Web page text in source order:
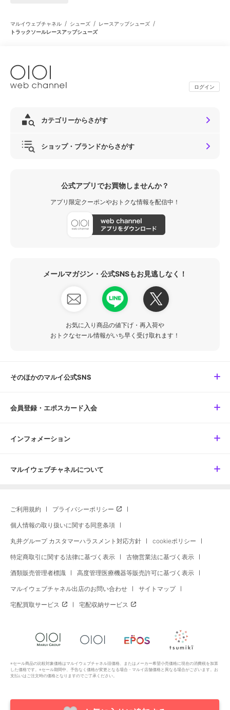
マルイウェブチャネル / シューズ / レースアップシューズ /
トラックソールレースアップシューズ
ログイン
カテゴリーからさがす
ショップ・ブランドからさがす
公式アプリでお買物しませんか？
アプリ限定クーポンやおトクな情報を配信中！
メールマガジン・公式SNSもお見逃しなく！
お気に入り商品の値下げ・再入荷や
おトクなセール情報がいち早く受け取れます！
そのほかのマルイ公式SNS
会員登録・エポスカード入会
インフォメーション
マルイウェブチャネルについて
ご利用規約 プライバシーポリシー
個人情報の取り扱いに関する同意条項
丸井グループ カスタマーハラスメント対応方針 cookieポリシー
特定商取引に関する法律に基づく表示 古物営業法に基づく表示
酒類販売管理者標識 高度管理医療機器等販売許可に基づく表示
マルイウェブチャネル出店のお問い合わせ サイトマップ
宅配買取サービス 宅配収納サービス
※セール商品の比較対象価格はマルイウェブチャネル旧価格、またはメーカー希望小売価格に現在の消費税を加算
した価格です。※セール期間中、予告なく価格が変更となる場合・マルイ店舗価格と異なる場合がございます。お
支払いはご注文時の価格となりますのでご了承ください。